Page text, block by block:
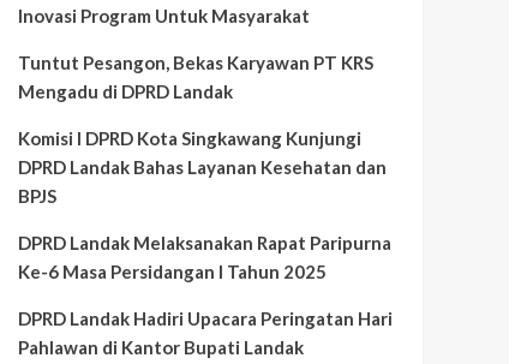
Inovasi Program Untuk Masyarakat
Tuntut Pesangon, Bekas Karyawan PT KRS
Mengadu di DPRD Landak
Komisi I DPRD Kota Singkawang Kunjungi
DPRD Landak Bahas Layanan Kesehatan dan
BPJS
DPRD Landak Melaksanakan Rapat Paripurna
Ke-6 Masa Persidangan I Tahun 2025
DPRD Landak Hadiri Upacara Peringatan Hari
Pahlawan di Kantor Bupati Landak